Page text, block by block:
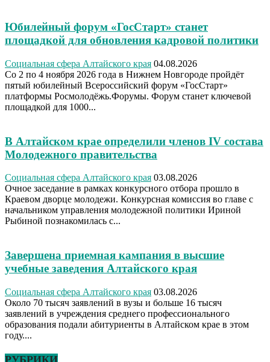
Юбилейный форум «ГосСтарт» станет
площадкой для обновления кадровой политики
Социальная сфера Алтайского края 04.08.2026
Со 2 по 4 ноября 2026 года в Нижнем Новгороде пройдёт
пятый юбилейный Всероссийский форум «ГосСтарт»
платформы Росмолодёжь.Форумы. Форум станет ключевой
площадкой для 1000...
В Алтайском крае определили членов IV состава
Молодежного правительства
Социальная сфера Алтайского края 03.08.2026
Очное заседание в рамках конкурсного отбора прошло в
Краевом дворце молодежи. Конкурсная комиссия во главе с
начальником управления молодежной политики Ириной
Рыбиной познакомилась с...
Завершена приемная кампания в высшие
учебные заведения Алтайского края
Социальная сфера Алтайского края 03.08.2026
Около 70 тысяч заявлений в вузы и больше 16 тысяч
заявлений в учреждения среднего профессионального
образования подали абитуриенты в Алтайском крае в этом
году....